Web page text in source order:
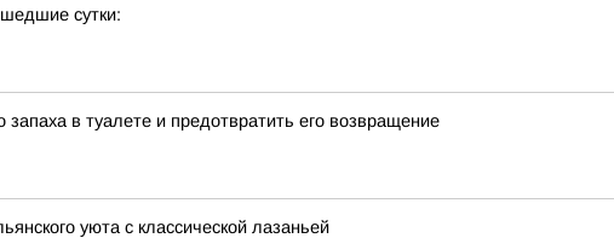
сутки:
запаха в туалете и предотвратить его возвращение
уюта с классической лазаньей